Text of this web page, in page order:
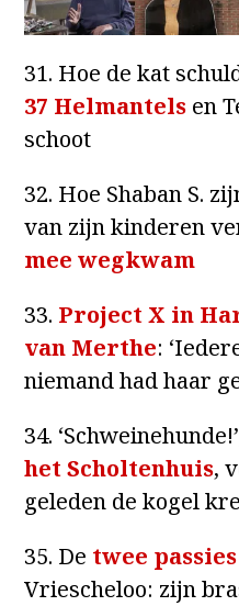
31. Hoe de kat
37 Helmantels en
schoot
32. Hoe Shaban S.
van zijn kinderen
mee wegkwam
33. Project X in
van Merthe:
niemand had haar
34.
het Scholtenhuis,
geleden de kogel
35. De twee
Vriescheloo: zijn